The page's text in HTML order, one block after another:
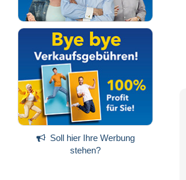
Soll hier Ihre Werbung
stehen?